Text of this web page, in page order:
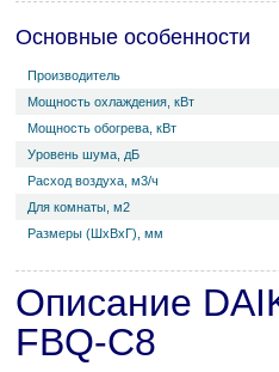
Основные особенности
Производитель
Мощность охлаждения, кВт
Мощность обогрева, кВт
Уровень ш­ума, дБ
Расход воздуха, м3/ч
Для комнаты, м2
Размеры (ШхВхГ), мм
Описание
FBQ-C8